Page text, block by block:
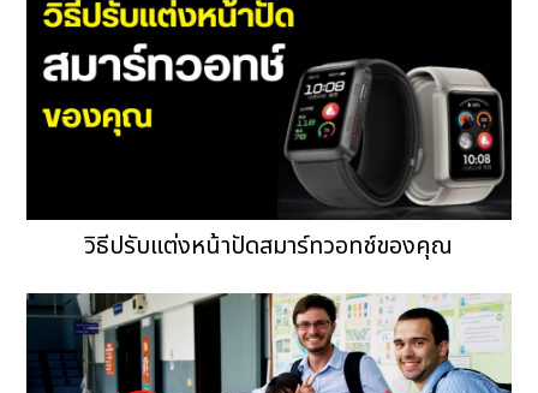
วิธีปรับแต่งหน้าปัดสมาร์ทวอทช์ของคุณ